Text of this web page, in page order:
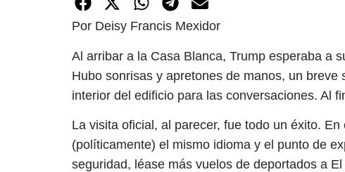
Por Deisy Francis Mexidor
Al arribar a la Casa Blanca, Trump esperaba a
Hubo sonrisas y apretones de manos, un
interior del edificio para las conversaciones. Al
La visita oficial, al parecer, fue todo un éxito.
(políticamente) el mismo idioma y el punto de
seguridad, léase más vuelos de deportados a